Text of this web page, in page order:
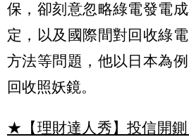
保，卻刻意忽略綠電發電
定，以及國際間對回收綠
方法等問題，他以日本為
回收照妖鏡。
★【理財達人秀】投信開鍘